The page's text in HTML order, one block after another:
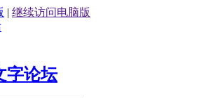
| 继续访问电脑版